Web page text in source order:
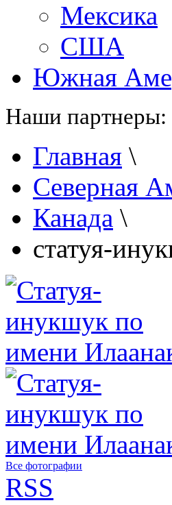
Мексика
США
Южная
Наши партнеры:
Главная \
Северная
Канада \
статуя-
Все фотографии
RSS